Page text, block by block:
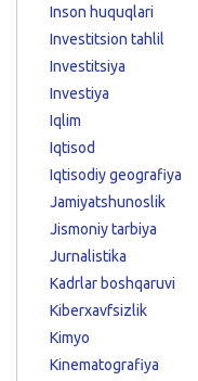
Inson huquqlari
Investitsion tahlil
Investitsiya
Investiya
Iqlim
Iqtisod
Iqtisodiy geografiya
Jamiyatshunoslik
Jismoniy tarbiya
Jurnalistika
Kadrlar boshqaruvi
Kiberxavfsizlik
Kimyo
Kinematografiya